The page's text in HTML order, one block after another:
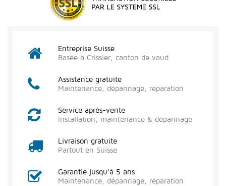
Entreprise Suisse
Basée à Crissier, canton de vaud
Assistance gratuite
Maintenance, dépannage, réparation
Service après-vente
Installation, maintenance & dépannage
Livraison gratuite
Partout en Suisse
Garantie jusqu’à 5 ans
Maintenance, dépannage, réparation